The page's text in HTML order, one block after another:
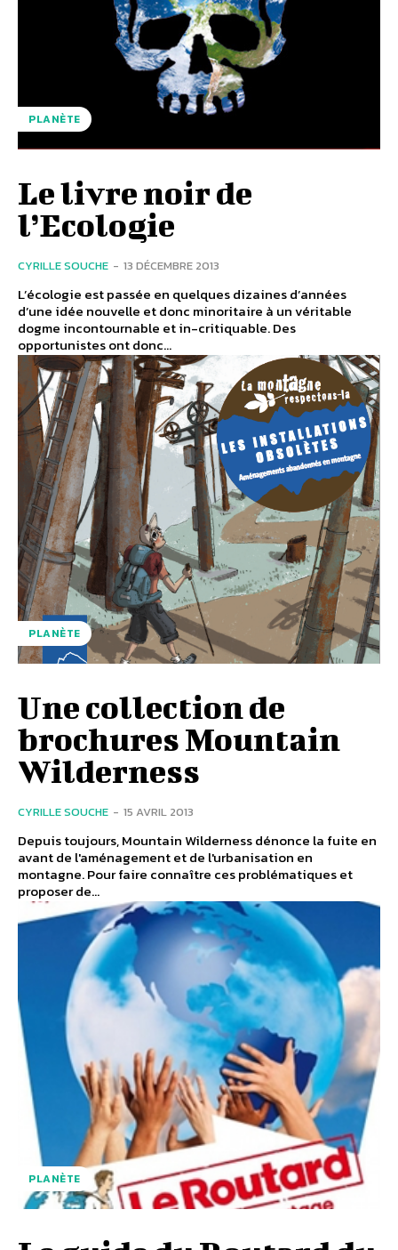
PLANÈTE
Le livre noir de
l’Ecologie
CYRILLE SOUCHE - 13 DÉCEMBRE 2013
L’écologie est passée en quelques dizaines d’années
d’une idée nouvelle et donc minoritaire à un véritable
dogme incontournable et in-critiquable. Des
opportunistes ont donc...
PLANÈTE
Une collection de
brochures Mountain
Wilderness
CYRILLE SOUCHE - 15 AVRIL 2013
Depuis toujours, Mountain Wilderness dénonce la fuite en
avant de l'aménagement et de l'urbanisation en
montagne. Pour faire connaître ces problématiques et
proposer de...
PLANÈTE